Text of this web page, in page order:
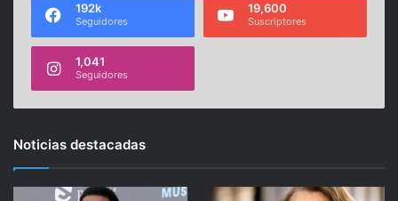
192k
Seguidores
19,600
Suscriptores
1,041
Seguidores
Noticias destacadas